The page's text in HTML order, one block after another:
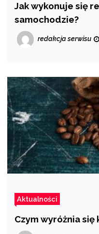
Jak wykonuje się
samochodzie?
redakcja serwisu
Aktualności
Czym wyróżnia się